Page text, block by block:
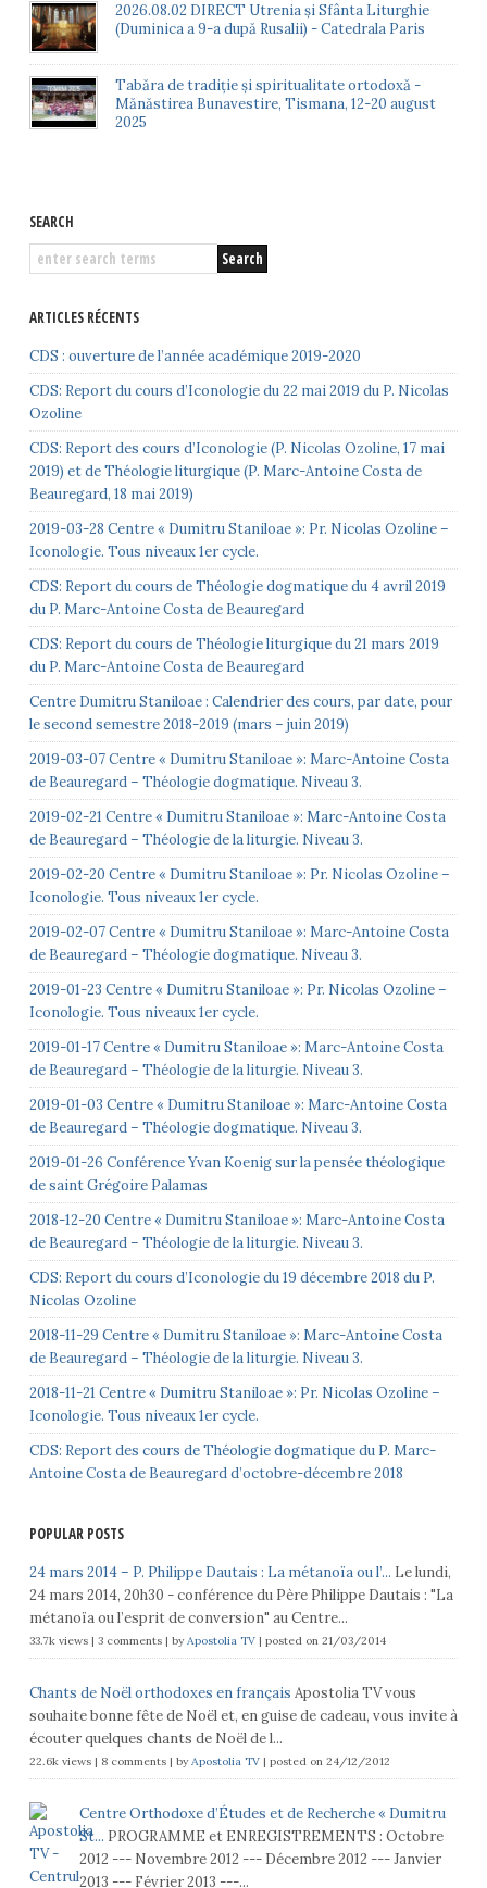
2026.08.02 DIRECT Utrenia și Sfânta Liturghie
(Duminica a 9-a după Rusalii) - Catedrala Paris
Tabăra de tradiție și spiritualitate ortodoxă -
Mănăstirea Bunavestire, Tismana, 12-20 august
2025
SEARCH
ARTICLES RÉCENTS
CDS : ouverture de l’année académique 2019-2020
CDS: Report du cours d’Iconologie du 22 mai 2019 du P. Nicolas
Ozoline
CDS: Report des cours d’Iconologie (P. Nicolas Ozoline, 17 mai
2019) et de Théologie liturgique (P. Marc-Antoine Costa de
Beauregard, 18 mai 2019)
2019-03-28 Centre « Dumitru Staniloae »: Pr. Nicolas Ozoline –
Iconologie. Tous niveaux 1er cycle.
CDS: Report du cours de Théologie dogmatique du 4 avril 2019
du P. Marc-Antoine Costa de Beauregard
CDS: Report du cours de Théologie liturgique du 21 mars 2019
du P. Marc-Antoine Costa de Beauregard
Centre Dumitru Staniloae : Calendrier des cours, par date, pour
le second semestre 2018-2019 (mars – juin 2019)
2019-03-07 Centre « Dumitru Staniloae »: Marc-Antoine Costa
de Beauregard – Théologie dogmatique. Niveau 3.
2019-02-21 Centre « Dumitru Staniloae »: Marc-Antoine Costa
de Beauregard – Théologie de la liturgie. Niveau 3.
2019-02-20 Centre « Dumitru Staniloae »: Pr. Nicolas Ozoline –
Iconologie. Tous niveaux 1er cycle.
2019-02-07 Centre « Dumitru Staniloae »: Marc-Antoine Costa
de Beauregard – Théologie dogmatique. Niveau 3.
2019-01-23 Centre « Dumitru Staniloae »: Pr. Nicolas Ozoline –
Iconologie. Tous niveaux 1er cycle.
2019-01-17 Centre « Dumitru Staniloae »: Marc-Antoine Costa
de Beauregard – Théologie de la liturgie. Niveau 3.
2019-01-03 Centre « Dumitru Staniloae »: Marc-Antoine Costa
de Beauregard – Théologie dogmatique. Niveau 3.
2019-01-26 Conférence Yvan Koenig sur la pensée théologique
de saint Grégoire Palamas
2018-12-20 Centre « Dumitru Staniloae »: Marc-Antoine Costa
de Beauregard – Théologie de la liturgie. Niveau 3.
CDS: Report du cours d’Iconologie du 19 décembre 2018 du P.
Nicolas Ozoline
2018-11-29 Centre « Dumitru Staniloae »: Marc-Antoine Costa
de Beauregard – Théologie de la liturgie. Niveau 3.
2018-11-21 Centre « Dumitru Staniloae »: Pr. Nicolas Ozoline –
Iconologie. Tous niveaux 1er cycle.
CDS: Report des cours de Théologie dogmatique du P. Marc-
Antoine Costa de Beauregard d’octobre-décembre 2018
POPULAR POSTS
24 mars 2014 – P. Philippe Dautais : La métanoïa ou l’... Le lundi,
24 mars 2014, 20h30 - conférence du Père Philippe Dautais : "La
métanoïa ou l’esprit de conversion" au Centre...
33.7k views| 3 comments| byApostolia TV| posted on 21/03/2014
Chants de Noël orthodoxes en français Apostolia TV vous
souhaite bonne fête de Noël et, en guise de cadeau, vous invite à
écouter quelques chants de Noël de l...
22.6k views| 8 comments| byApostolia TV| posted on 24/12/2012
Centre Orthodoxe d’Études et de Recherche « Dumitru
St... PROGRAMME et ENREGISTREMENTS : Octobre
2012 --- Novembre 2012 --- Décembre 2012 --- Janvier
2013 --- Février 2013 ---...